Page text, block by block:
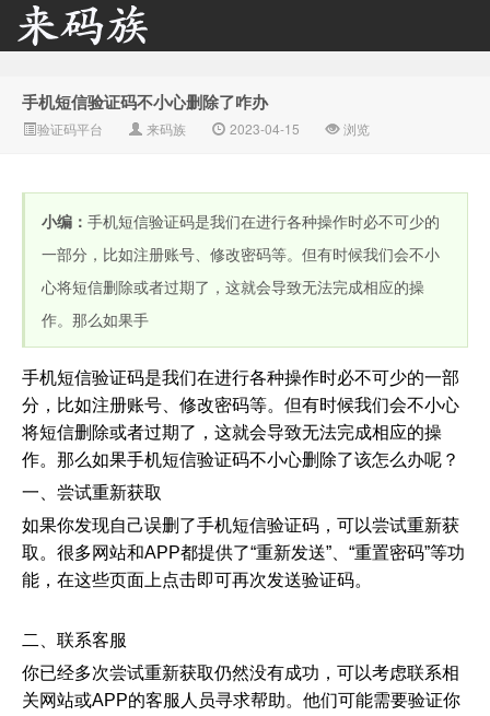
来码族 - 分享在线短信资
源接收资讯,手机短信验
证码网站
手机短信验证码不小心删除了咋办
验证码平台 来码族 2023-04-15 浏览
小编： 手机短信验证码是我们在进行各种操作时必不可少的
一部分，比如注册账号、修改密码等。但有时候我们会不小
心将短信删除或者过期了，这就会导致无法完成相应的操
作。那么如果手
手机短信验证码是我们在进行各种操作时必不可少的一部
分，比如注册账号、修改密码等。但有时候我们会不小心
将短信删除或者过期了，这就会导致无法完成相应的操
作。那么如果手机短信验证码不小心删除了该怎么办呢？
一、尝试重新获取
如果你发现自己误删了手机短信验证码，可以尝试重新获
取。很多网站和APP都提供了“重新发送”、“重置密码”等功
能，在这些页面上点击即可再次发送验证码。
二、联系客服
你已经多次尝试重新获取仍然没有成功，可以考虑联系相
关网站或APP的客服人员寻求帮助。他们可能需要验证你